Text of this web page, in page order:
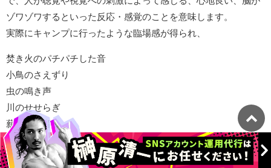
ゾワゾワするといった反応・感覚のことを意味します。
実際にキャンプに行ったような臨場感が得られ、
焚き火のパチパチした音
小鳥のさえずり
虫の鳴き声
川のせせらぎ
薪割りの音
などは癒し効果がある音として、とても人気があります。
YouTube の投稿をきっかけにキャンプインフルエンサーになる